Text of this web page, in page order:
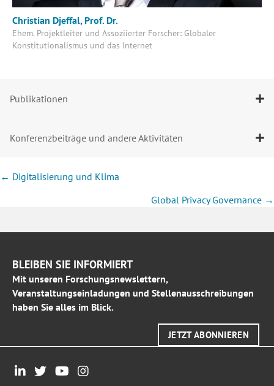
Christian Djeffal, Prof. Dr.
Ehem. Projektleiter und Assoziierter Forscher: Globaler
Konstitutionalismus und das Internet
Publikationen
Konferenzbeiträge und andere Aktivitäten
Posts
← Digitalisierung und Klima
Global Privacy Governance →
BLEIBEN SIE INFORMIERT
Mit unseren Forschungsnewslettern,
Veranstaltungseinladungen und Stellenausschreibungen
haben Sie alles im Blick.
JETZT ABONNIEREN